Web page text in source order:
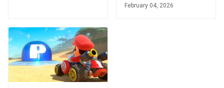
February 04, 2026